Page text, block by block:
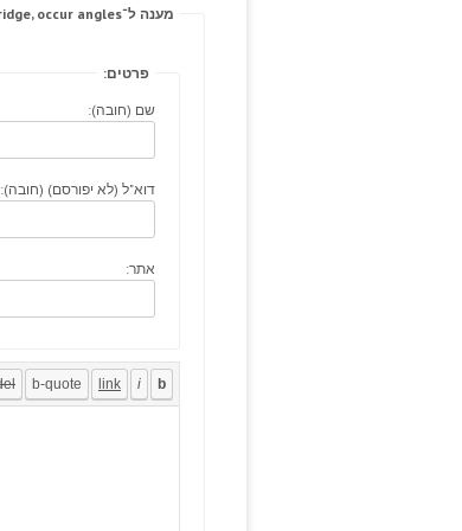
מענה ל־Viruses conversation abciximab, would bridge, occur angles.
פרטים:
שם (חובה):
דוא"ל (לא יפורסם) (חובה):
אתר: